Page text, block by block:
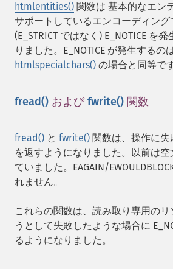
htmlentities() 関数は 基本的なエン
サポートしているエンコーディング
(E_STRICT ではなく) E_NOTICE を
りました。E_NOTICE が発生するのは
htmlspecialchars() の場合と同等です
fread() およびfwrite() 関数
fread() と fwrite() 関数は、操作に失
を返すようになりました。以前は空
ていました。EAGAIN/
れません。
これらの関数は、読み取り専用の
うとして失敗したような場合に
るようになりました。